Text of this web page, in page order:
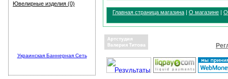
Ювелирные изделия (0)
Украинская Баннерная Сеть
Главная страница магазина | О магазине |